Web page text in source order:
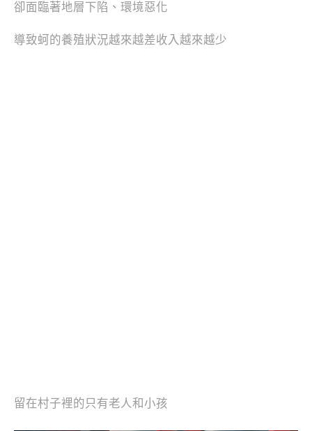
卻面臨著地層下陷、環境惡化
導致蚵的養殖狀況越來越差收入越來越少
留在村子裡的只有老人和小孩